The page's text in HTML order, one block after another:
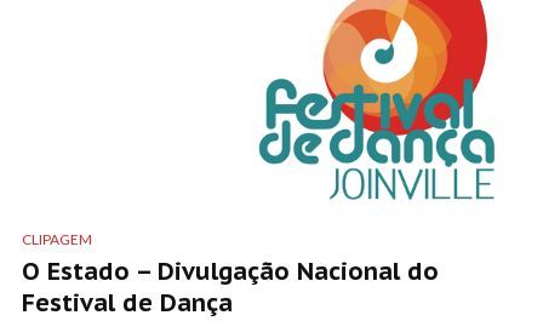
CLIPAGEM
O Estado – Divulgação Nacional do
Festival de Dança